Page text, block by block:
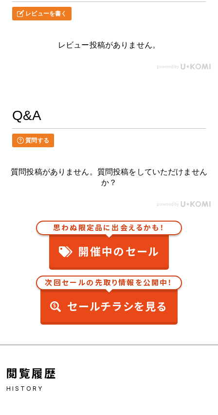
レビューを書く
レビュー投稿がありません。
Q&A
質問する
質問投稿がありません。質問投稿をしていただけません
か？
思わぬ限定品に出会えるかも！
開催中のセール
次回セールの先取り情報を公開中！
セールチラシを見る
閲覧履歴
HISTORY